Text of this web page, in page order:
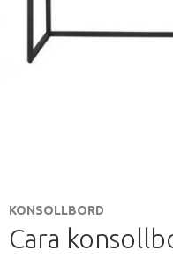
KONSOLLBORD
Cara